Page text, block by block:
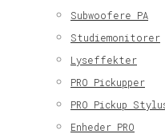
Subwoofere PA
Studiemonitorer
Lyseffekter
PRO Pickupper
PRO Pickup
Enheder PRO